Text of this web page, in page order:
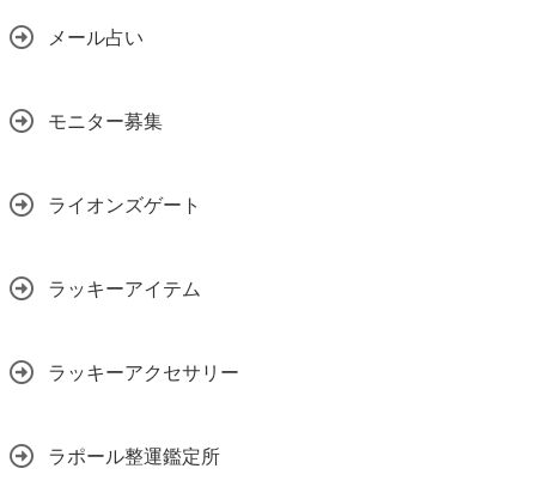
メール占い
モニター募集
ライオンズゲート
ラッキーアイテム
ラッキーアクセサリー
ラポール整運鑑定所